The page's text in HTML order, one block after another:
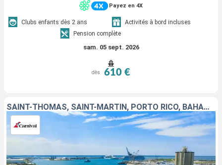
Payez en 4X
Clubs enfants dès 2 ans
Activités à bord incluses
Pension complète
sam. 05 sept. 2026
dès 610 €
SAINT-THOMAS, SAINT-MARTIN, PORTO RICO, BAHAMAS, ÉTATS-UNIS